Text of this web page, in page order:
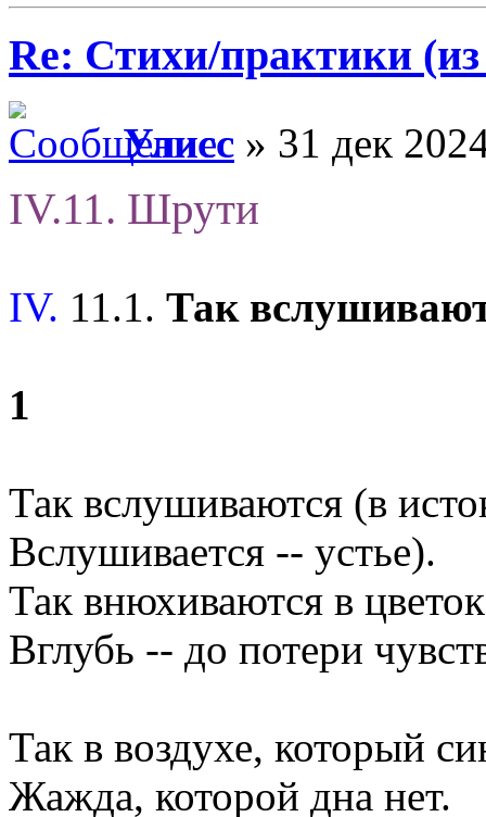
Re: Стихи/практики
Улисс » 31 дек
IV.11. Шрути
IV. 11.1. Так
1
Так вслушиваются (в
Вслушивается -- устье).
Так внюхиваются в
Вглубь -- до потери
Так в воздухе, который
Жажда, которой дна нет.